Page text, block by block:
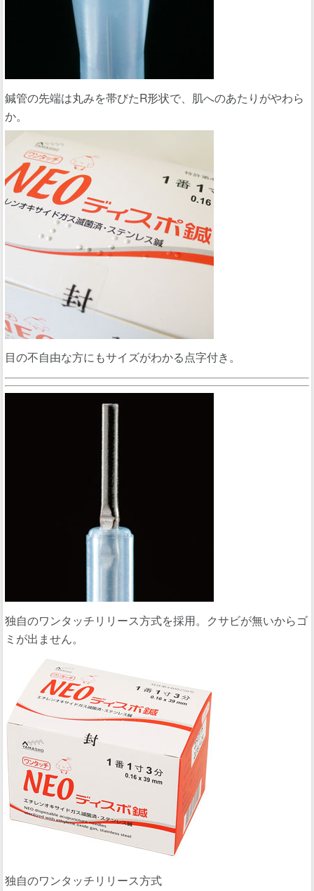
鍼管の先端は丸みを帯びたR形状で、肌へのあたりがやわら
か。
目の不自由な方にもサイズがわかる点字付き。
独自のワンタッチリリース方式を採用。クサビが無いからゴ
ミが出ません。
独自のワンタッチリリース方式